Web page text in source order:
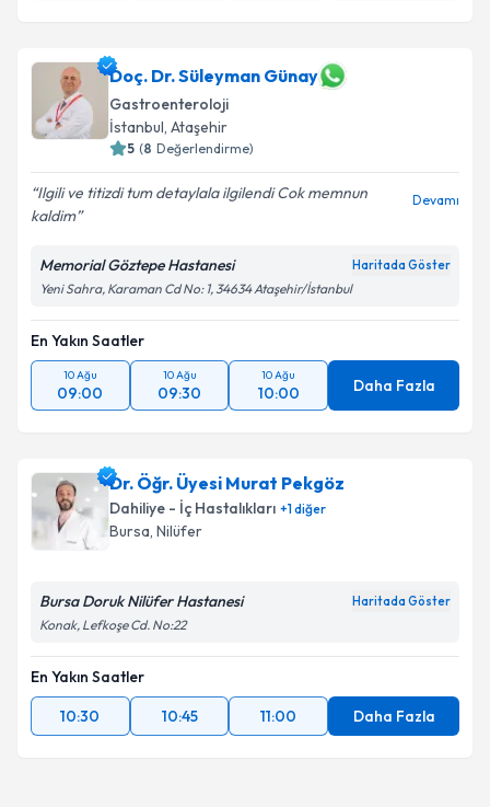
Doç. Dr. Süleyman Günay
Gastroenteroloji
İstanbul, Ataşehir
5 (8 Değerlendirme)
Ilgili ve titizdi tum detaylala ilgilendi Cok memnun
kaldim
Devamı
Memorial Göztepe Hastanesi Haritada Göster
Yeni Sahra, Karaman Cd No: 1, 34634 Ataşehir/İstanbul
En Yakın Saatler
10 Ağu
09:00
10 Ağu
09:30
10 Ağu
10:00 Daha Fazla
Dr. Öğr. Üyesi Murat Pekgöz
Dahiliye - İç Hastalıkları +1diğer
Bursa, Nilüfer
Bursa Doruk Nilüfer Hastanesi Haritada Göster
Konak, Lefkoşe Cd. No:22
En Yakın Saatler
10:30
10:45 11:00 Daha Fazla